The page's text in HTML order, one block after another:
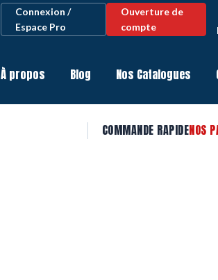
Connexion /
Espace Pro
Ouverture de
compte
À propos Blog Nos Catalogues
COMMANDE RAPIDENOS